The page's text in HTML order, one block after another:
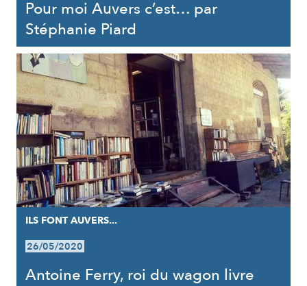
Pour moi Auvers c’est… par
Stéphanie Piard
ILS FONT AUVERS...
26/05/2020
Antoine Ferry, roi du wagon livre